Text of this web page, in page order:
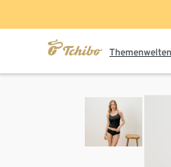
Themenwelten